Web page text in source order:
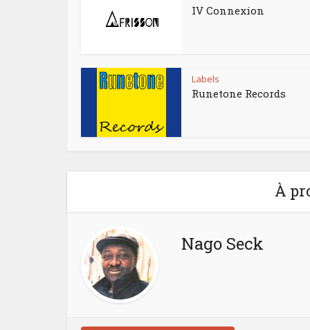
IV Connexion
Labels
Runetone Records
À
Nago Seck